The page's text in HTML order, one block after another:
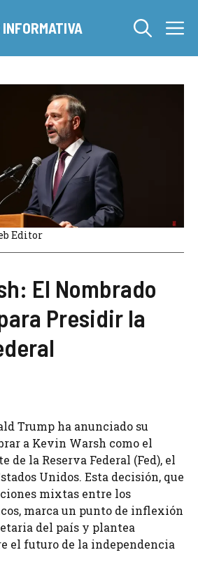
Editor
El Nombrado
Presidir la
Trump ha anunciado su
a Kevin Warsh como el
de la Reserva Federal (Fed), el
Unidos. Esta decisión, que
mixtas entre los
marca un punto de inflexión
del país y plantea
el futuro de la independencia